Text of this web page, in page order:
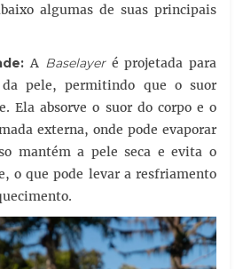
algumas de suas principais
A Baselayeré projetada para
pele, permitindo que o suor
Ela absorve o suor do corpo e o
externa, onde pode evaporar
mantém a pele seca e evita o
o que pode levar a resfriamento